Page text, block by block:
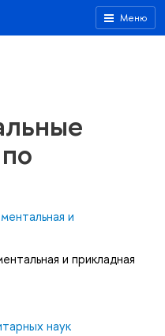
Меню
и
и прикладная
наук